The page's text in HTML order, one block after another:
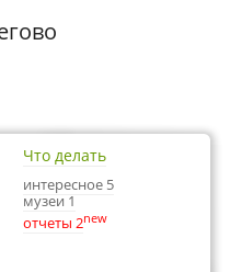
Что делать
интересное 5
музеи 1
отчеты 2new